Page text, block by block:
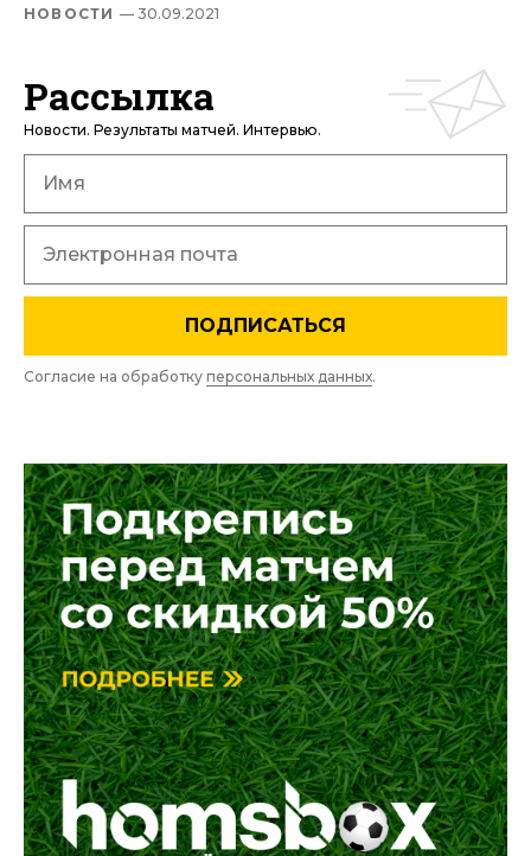
НОВОСТИ — 30.09.2021
Рассылка
Новости. Результаты матчей. Интервью.
ПОДПИСАТЬСЯ
Согласие на обработку персональных данных.